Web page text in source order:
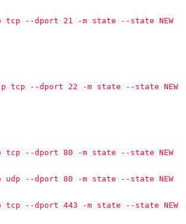
tcp --dport 21 -m state --state NEW
-p tcp --dport 22 -m state --state NEW
tcp --dport 80 -m state --state NEW
udp --dport 80 -m state --state NEW
tcp --dport 443 -m state --state NEW